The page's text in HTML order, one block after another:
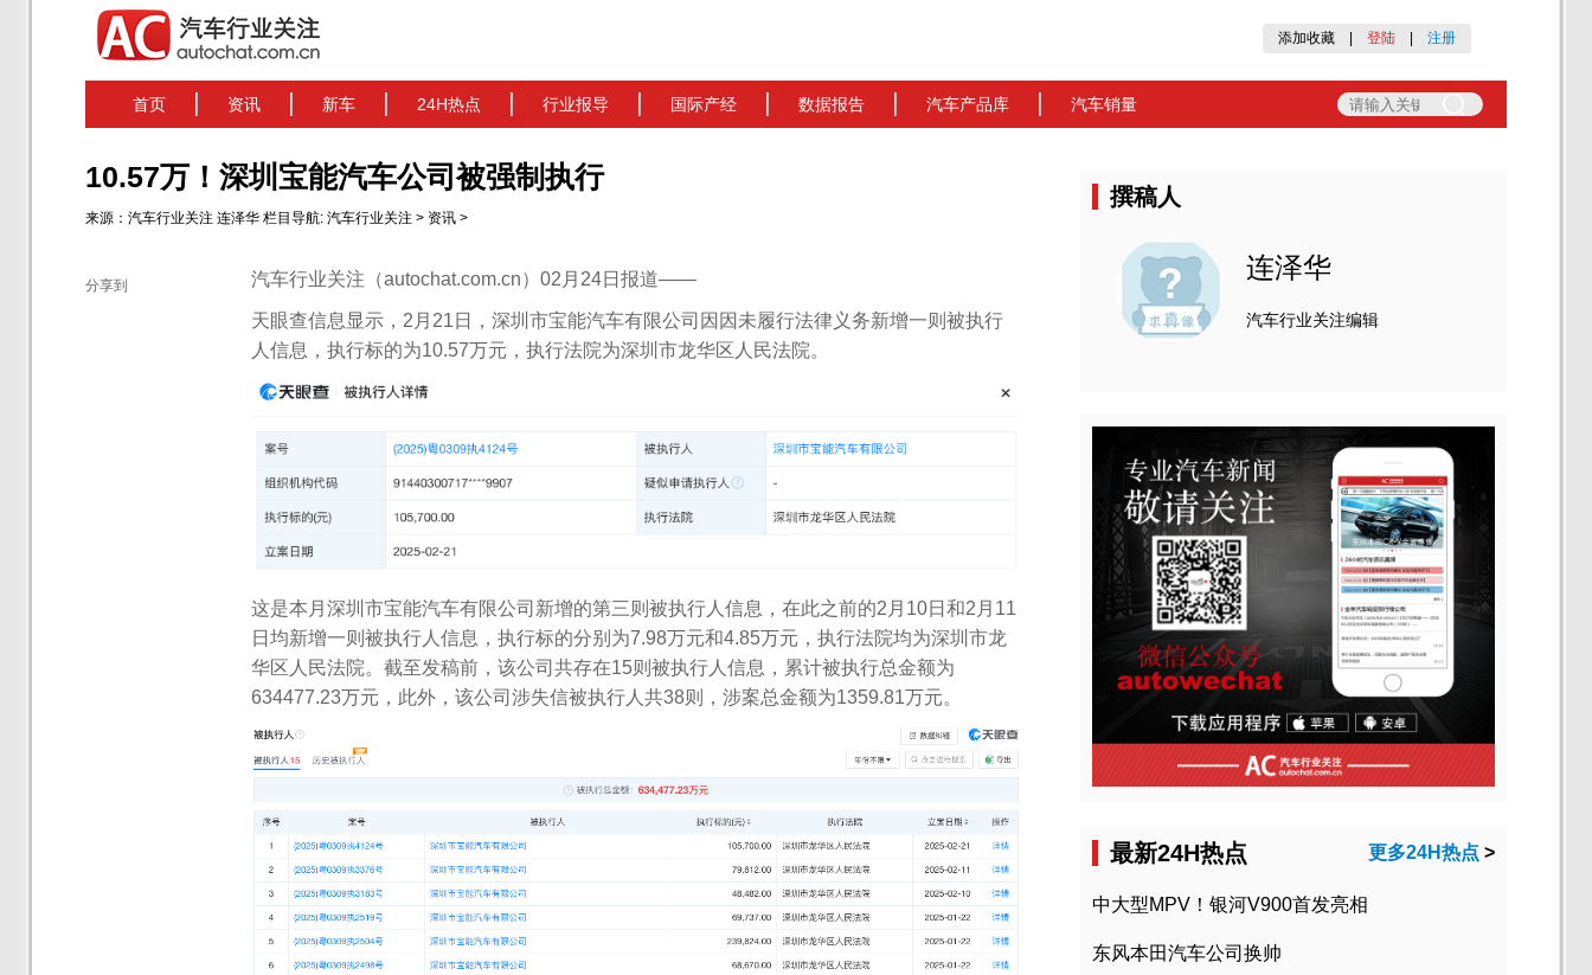
添加收藏 登陆 注册
首页 资讯 新车 24H热点 行业报导 国际产经 数据报告 汽车产品库 汽车销量
10.57万！深圳宝能汽车公司被强制执行
来源： 汽车行业关注 连泽华 栏目导航: 汽车行业关注 > 资讯 >
分享到 汽车行业关注（autochat.com.cn）02月24日报道——
天眼查信息显示，2月21日，深圳市宝能汽车有限公司因因未履行法律义务新增一则被执行
人信息，执行标的为10.57万元，执行法院为深圳市龙华区人民法院。
这是本月深圳市宝能汽车有限公司新增的第三则被执行人信息，在此之前的2月10日和2月11
日均新增一则被执行人信息，执行标的分别为7.98万元和4.85万元，执行法院均为深圳市龙
华区人民法院。截至发稿前，该公司共存在15则被执行人信息，累计被执行总金额为
634477.23万元，此外，该公司涉失信被执行人共38则，涉案总金额为1359.81万元。
撰稿人
连泽华
汽车行业关注编辑
最新24H热点 更多24H热点 >
中大型MPV！银河V900首发亮相
东风本田汽车公司换帅